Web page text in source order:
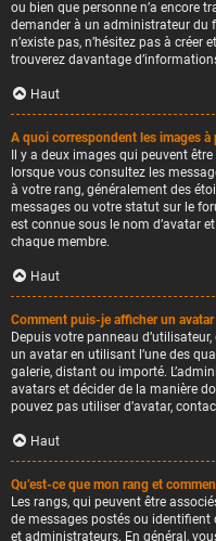
ou bien que personne n’a encore
demander à un administrateur du
n’existe pas, n’hésitez pas à
trouverez davantage
Haut
A quoi correspondent les images
Il y a deux images qui peuvent
lorsque vous consultez les
à votre rang, généralement des
messages ou votre statut sur le
est connue sous le nom d’avatar
chaque membre.
Haut
Comment puis-je afficher un avatar
Depuis votre panneau
un avatar en utilisant l’une des
galerie, distant ou importé.
avatars et décider de la manière
pouvez pas utiliser d’avatar,
Haut
Qu’est-ce que mon rang et
Les rangs, qui peuvent être
de messages postés ou
et administrateurs. En général,